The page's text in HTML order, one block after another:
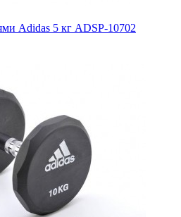
Adidas 5 кг ADSP-10702